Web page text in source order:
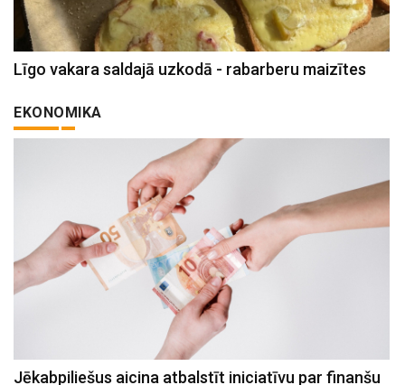
Līgo vakara saldajā uzkodā - rabarberu maizītes
EKONOMIKA
Jēkabpiliešus aicina atbalstīt iniciatīvu par finanšu